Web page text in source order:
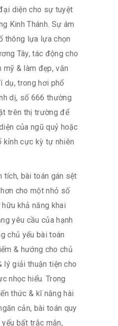
diện cho sự tuyệt
Kinh Thánh. Sự ám
thông lựa lựa chọn
Tây, tác động cho
mỹ & làm đẹp, văn
dụ, trong hơi phổ
dị, số 666 thường
trên thị trường để
của ngũ quỷ hoặc
kỉnh cực kỳ tự nhiên
tích, bài toán gán sệt
cho một nhỏ số
khả năng khai
yêu cầu của hạnh
chủ yếu bài toán
& hướng cho chủ
lý giải thuận tiện cho
nhọc hiểu. Trong
thức & kĩ năng hài
cản, bài toán quy
bất trắc mắn,